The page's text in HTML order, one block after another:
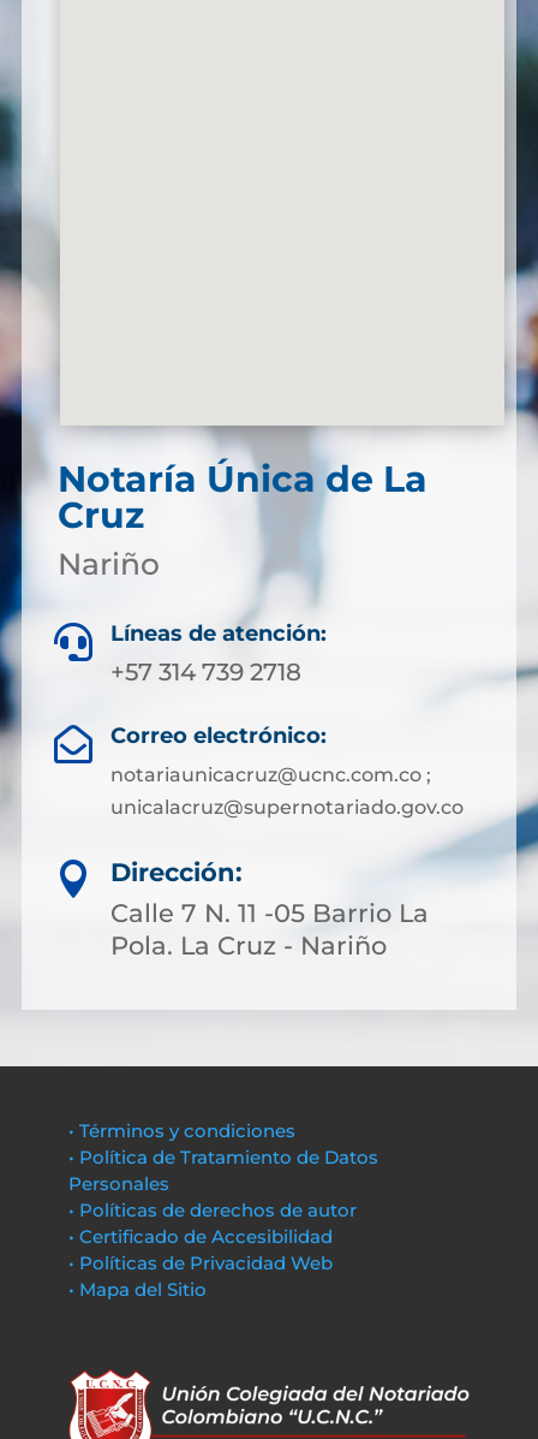
Notaría Única de La
Cruz
Nariño
 Líneas de atención:
+57 314 739 2718
 Correo electrónico:
notariaunicacruz@ucnc.com.co ;
unicalacruz@supernotariado.gov.co

Dirección:
Calle 7 N. 11 -05 Barrio La
Pola. La Cruz - Nariño
• Términos y condiciones
• Política de Tratamiento de Datos
Personales
• Políticas de derechos de autor
• Certificado de Accesibilidad
• Políticas de Privacidad Web
• Mapa del Sitio